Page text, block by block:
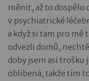
měnit, až to dospělo
v psychiatrické
a když si tam pro mě
odvezli domů,
doby jsem asi trošku
oblíbená, takže tím